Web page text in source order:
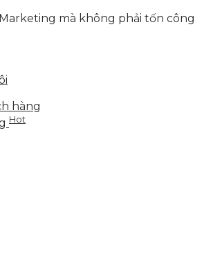
mà không phải tốn công
hàng
Hot